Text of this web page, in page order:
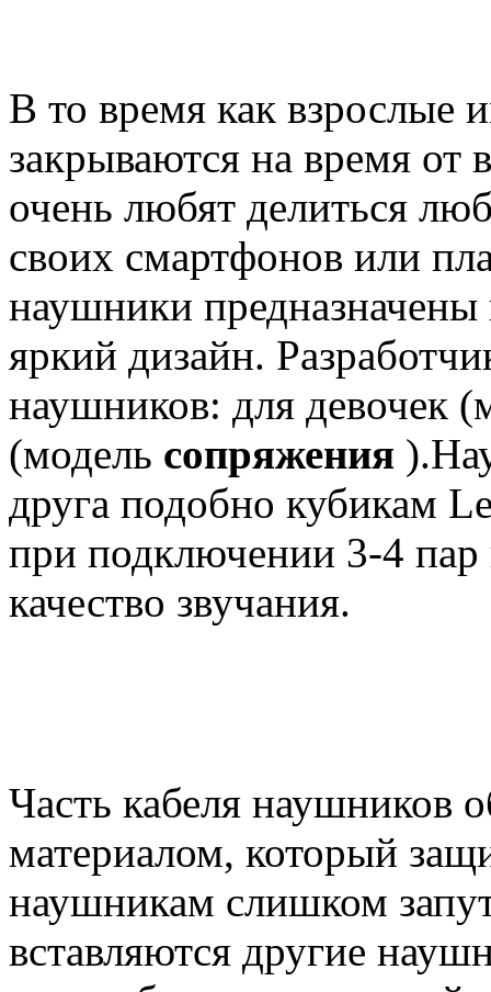
В то время как взрослые
закрываются на время от
очень любят делиться
своих смартфонов или
наушники предназначены
яркий дизайн.
наушников: для девочек
(модель сопряжения ).
друга подобно кубикам
при подключении 3-4 пар
качество звучания.
Часть кабеля наушников
материалом, который
наушникам слишком
вставляются другие